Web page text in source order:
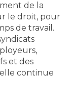
de la
le droit, pour
de travail.
et des
continue